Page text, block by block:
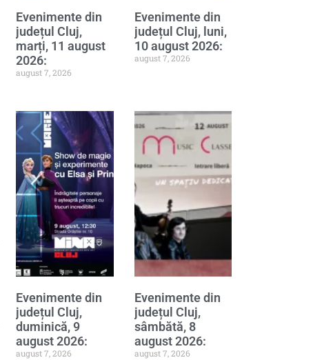
Evenimente din
județul Cluj,
marți, 11 august
2026:
august 7, 2026
Evenimente din
județul Cluj, luni,
10 august 2026:
august 7, 2026
Evenimente din
județul Cluj,
duminică, 9
august 2026:
august 7, 2026
Evenimente din
județul Cluj,
sâmbătă, 8
august 2026:
august 7, 2026